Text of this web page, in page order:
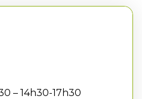
– 14h30-17h30